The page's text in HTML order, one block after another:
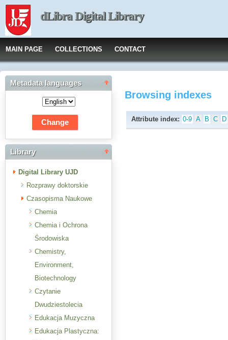
dLibra Digital Library
MAIN PAGE COLLECTIONS CONTACT
Metadata languages
Library
Digital Library UJD
Rozprawy doktorskie
Czasopisma Naukowe
Chemia
Chemia i Ochrona
Środowiska
Chemistry,
Environment,
Biotechnology
Czytanie
Dwudziestolecia
Edukacja Muzyczna
Edukacja Plastyczna:
Browsing indexes
Attribute index: 0-9 A B C D